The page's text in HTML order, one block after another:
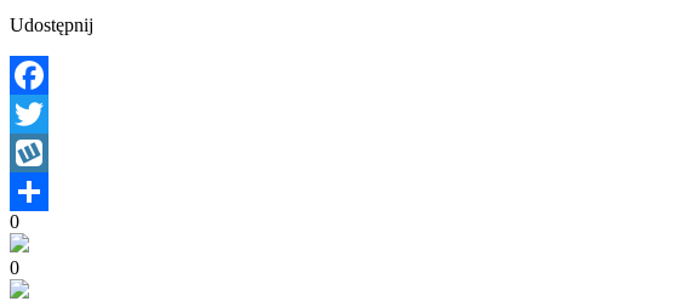
Udostępnij
Facebook
Twitter
Wykop
Share
0
0